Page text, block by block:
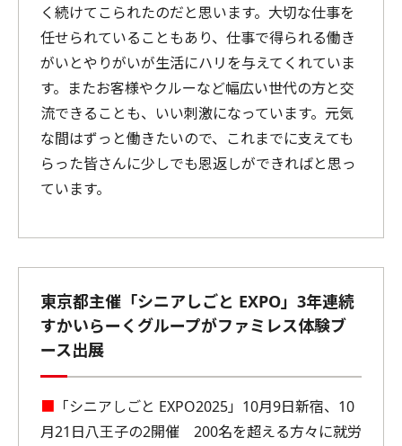
く続けてこられたのだと思います。大切な仕事を
任せられていることもあり、仕事で得られる働き
がいとやりがいが生活にハリを与えてくれていま
す。またお客様やクルーなど幅広い世代の方と交
流できることも、いい刺激になっています。元気
な間はずっと働きたいので、これまでに支えても
らった皆さんに少しでも恩返しができればと思っ
ています。
東京都主催「シニアしごと EXPO」3年連続
すかいらーくグループがファミレス体験ブ
ース出展
■ 「シニアしごと EXPO2025」10月9日新宿、10
月21日八王子の2開催 200名を超える方々に就労